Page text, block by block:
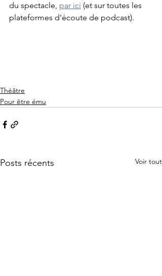
du spectacle, par ici (et sur toutes les
plateformes d'écoute de podcast).
Théâtre
Pour être ému
Posts récents Voir tout